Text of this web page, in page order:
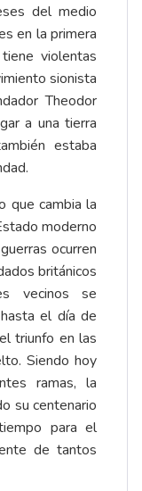
del medio
en la primera
violentas
sionista
Theodor
a una tierra
estaba
que cambia la
moderno
ocurren
británicos
vecinos se
el día de
triunfo en las
Siendo hoy
ramas, la
su centenario
para el
de tantos